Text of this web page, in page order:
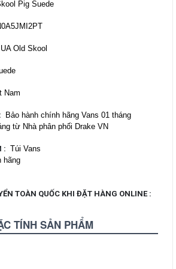
Pig Suede
UA Old Skool
Nam
:
Bảo hành chính hãng Vans 01 tháng
từ Nhà phân phối Drake VN
: Túi Vans
hãng
TOÀN QUỐC KHI ĐẶT HÀNG ONLINE :
TÍNH SẢN PHẨM